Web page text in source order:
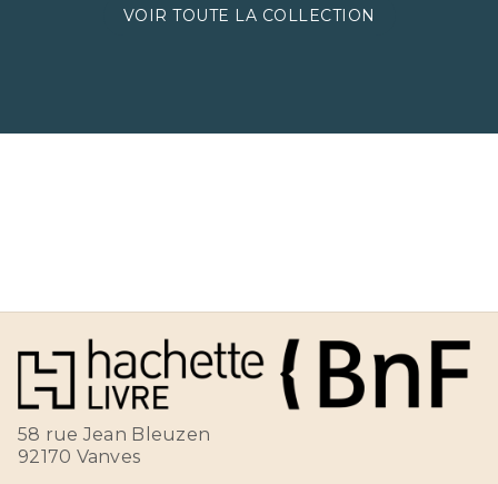
VOIR TOUTE LA COLLECTION
58 rue Jean Bleuzen
92170 Vanves